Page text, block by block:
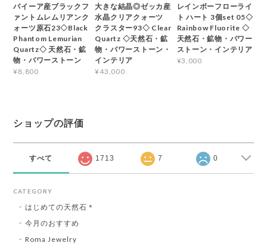
バイーア産ブラックフ
ァントムレムリアンク
ォーツ原石23◇Black
Phantom Lemurian
Quartz◇ 天然石・鉱
物・パワーストーン
¥8,800
大きな結晶◎ゼッカ産
水晶クリアクォーツ
クラスター93◇ Clear
Quartz ◇天然石・鉱
物・パワーストーン・
インテリア
¥43,000
レインボーフローライ
ト ハート 3個set 05◇
Rainbow Fluorite ◇
天然石・鉱物・パワー
ストーン・インテリア
¥3,000
ショップの評価
すべて 1713 7 0
CATEGORY
はじめての天然石＊
今月のおすすめ
Roma Jewelry